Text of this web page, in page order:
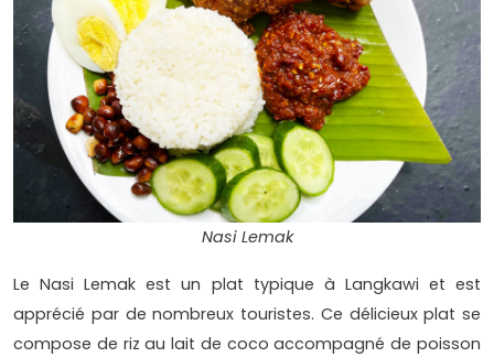
Nasi Lemak
Le Nasi Lemak est un plat typique à Langkawi et est
apprécié par de nombreux touristes. Ce délicieux plat se
compose de riz au lait de coco accompagné de poisson